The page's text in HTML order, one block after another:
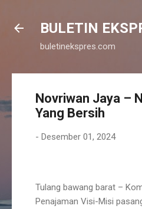
BULETIN
buletinekspres.com
Novriwan Jaya –
Yang Bersih
- Desember 01, 2024
Tulang bawang barat –
Penajaman Visi-Misi